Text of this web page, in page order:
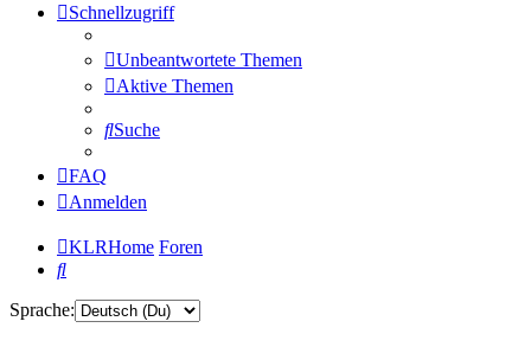
Schnellzugriff
Unbeantwortete Themen
Aktive Themen
Suche
FAQ
Anmelden
KLRHome Foren
Suche
Sprache: